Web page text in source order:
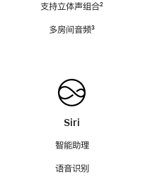
支持立体声组合脚
²
多房间音频脚
³
Siri
智能助理
语音识别